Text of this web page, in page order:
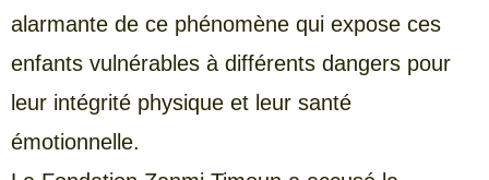
alarmante de ce phénomène qui expose ces
enfants vulnérables à différents dangers pour
leur intégrité physique et leur santé
émotionnelle.